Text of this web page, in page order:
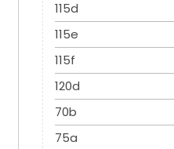
115d
115e
115f
120d
70b
75a